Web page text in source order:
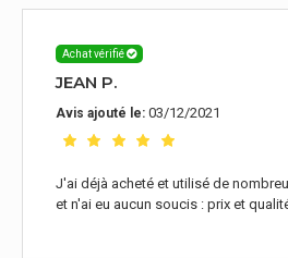
Achat vérifié
JEAN P.
Avis ajouté le: 03/12/2021
J'ai déjà acheté et utilisé de
et n'ai eu aucun soucis : prix et